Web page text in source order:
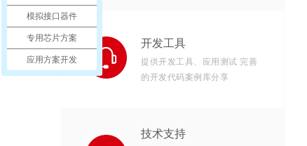
开发工具
提供开发工具、应用测试 完善
的开发代码案例库分享
技术支持
模拟接口器件
专用芯片方案
应用方案开发